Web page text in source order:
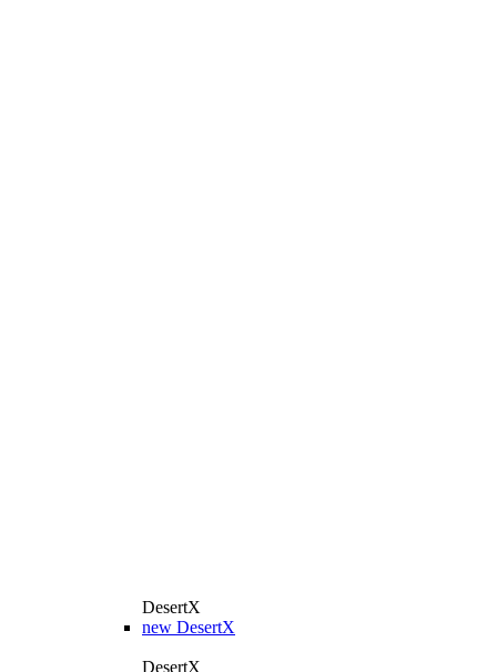
DesertX
new DesertX
DesertX